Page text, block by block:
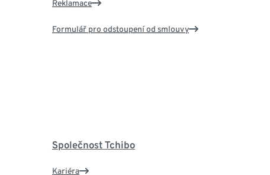
Reklamace
Formulář pro odstoupení od smlouvy
Společnost Tchibo
Kariéra